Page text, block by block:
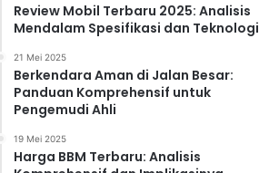
Review Mobil Terbaru 2025: Analisis
Mendalam Spesifikasi dan Teknologi
21 Mei 2025
Berkendara Aman di Jalan Besar:
Panduan Komprehensif untuk
Pengemudi Ahli
19 Mei 2025
Harga BBM Terbaru: Analisis